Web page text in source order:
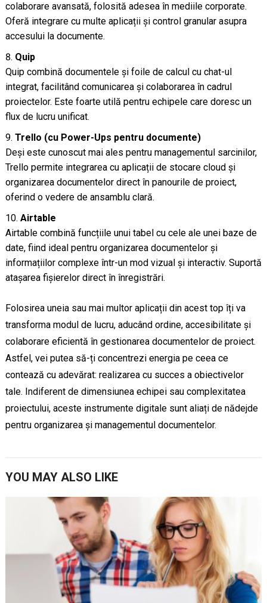
colaborare avansată, folosită adesea în mediile corporate.
Oferă integrare cu multe aplicații și control granular asupra
accesului la documente.
Quip
Quip combină documentele și foile de calcul cu chat-ul
integrat, facilitând comunicarea și colaborarea în cadrul
proiectelor. Este foarte utilă pentru echipele care doresc un
flux de lucru unificat.
Trello (cu Power-Ups pentru documente)
Deși este cunoscut mai ales pentru managementul sarcinilor,
Trello permite integrarea cu aplicații de stocare cloud și
organizarea documentelor direct în panourile de proiect,
oferind o vedere de ansamblu clară.
Airtable
Airtable combină funcțiile unui tabel cu cele ale unei baze de
date, fiind ideal pentru organizarea documentelor și
informațiilor complexe într-un mod vizual și interactiv. Suportă
atașarea fișierelor direct în înregistrări.
Folosirea uneia sau mai multor aplicații din acest top îți va
transforma modul de lucru, aducând ordine, accesibilitate și
colaborare eficientă în gestionarea documentelor de proiect.
Astfel, vei putea să-ți concentrezi energia pe ceea ce
contează cu adevărat: realizarea cu succes a obiectivelor
tale. Indiferent de dimensiunea echipei sau complexitatea
proiectului, aceste instrumente digitale sunt aliați de nădejde
pentru organizarea și managementul documentelor.
YOU MAY ALSO LIKE